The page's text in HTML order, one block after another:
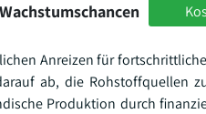
Anreizen für
ab, die Rohstoffquellen
Produktion durch